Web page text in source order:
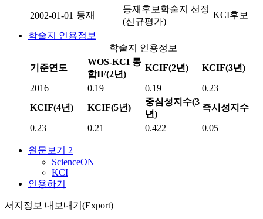
2002-01-01 등재
등재후보학술지 선정
(신규평가)
KCI후보
학술지 인용정보
학술지 인용정보
기준연도
WOS-KCI 통
합IF(2년)
KCIF(2년) KCIF(3년)
2016 0.19 0.19
0.23
KCIF(4년)
KCIF(5년)
중심성지수(3
년)
즉시성지수
0.23 0.21 0.422 0.05
원문보기 2
ScienceON
KCI
인용하기
서지정보 내보내기(Export)